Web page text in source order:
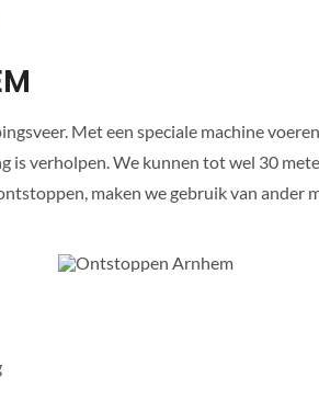
Met een speciale machine
verholpen. We kunnen tot wel 30
maken we gebruik van ander